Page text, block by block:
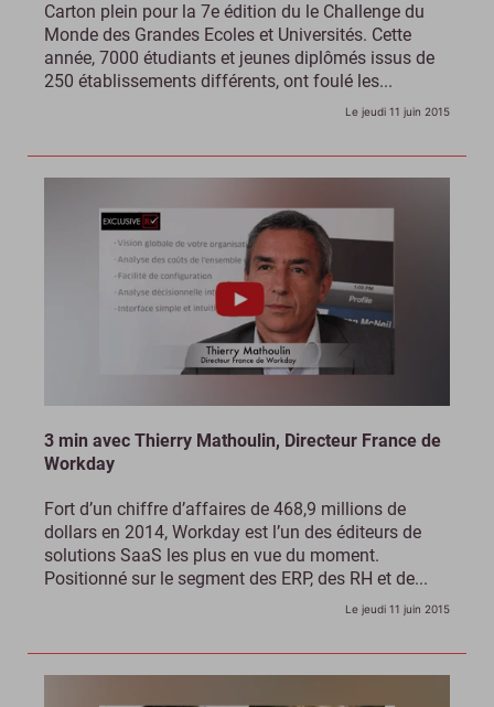
Carton plein pour la 7e édition du le Challenge du
Monde des Grandes Ecoles et Universités. Cette
année, 7000 étudiants et jeunes diplômés issus de
250 établissements différents, ont foulé les...
Le jeudi 11 juin 2015
3 min avec Thierry Mathoulin, Directeur France de
Workday
Fort d’un chiffre d’affaires de 468,9 millions de
dollars en 2014, Workday est l’un des éditeurs de
solutions SaaS les plus en vue du moment.
Positionné sur le segment des ERP, des RH et de...
Le jeudi 11 juin 2015